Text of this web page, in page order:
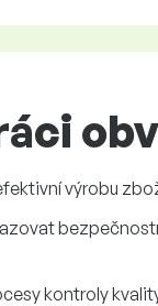
výrobu
kontroly